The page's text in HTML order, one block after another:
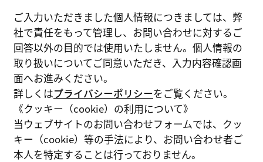
ご入力いただきました個人情報につきましては、弊
社で責任をもって管理し、お問い合わせに対するご
回答以外の目的では使用いたしません。個人情報の
取り扱いについてご同意いただき、入力内容確認画
面へお進みください。
詳しくはプライバシーポリシーをご覧ください。
《クッキー（cookie）の利用について》
当ウェブサイトのお問い合わせフォームでは、クッ
キー（cookie）等の手法により、お問い合わせ者ご
本人を特定することは行っておりません。